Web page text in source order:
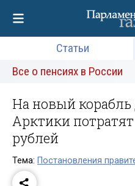
Статьи
Все о пенсиях в России
На новый
Арктики
рублей
Тема: Постановления